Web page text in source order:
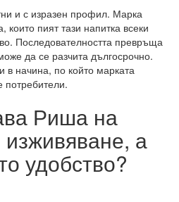
и с изразен профил. Марка
пият тази напитка всеки
Последователността превръща
да се разчита дългосрочно.
в начина, по който марката
потребители.
Риша на
изживяване, а
удобство?